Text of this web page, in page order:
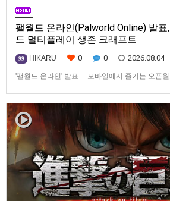
팰월드 온라인(Palworld Online) 발표
드 멀티플레이 생존 크래프트
99 HIKARU 0 0 2026.08.04
'팰월드 온라인' 발표… 모바일에서 즐기는 오픈
인Pocketpair의 정식 라이선스를 받아, 글로벌 히
기반으로 한…